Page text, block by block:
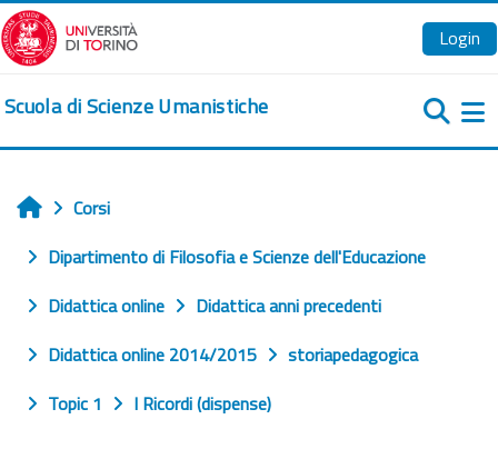
Vai al contenuto principale
Login
Scuola di Scienze Umanistiche
Home
Corsi
Dipartimento di Filosofia e Scienze dell'Educazione
Didattica online
Didattica anni precedenti
Didattica online 2014/2015
storiapedagogica
Topic 1
I Ricordi (dispense)